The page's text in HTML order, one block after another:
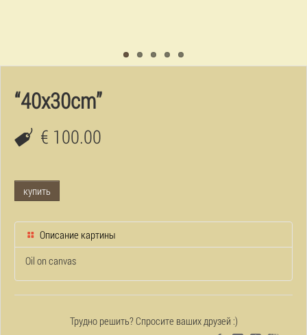
“40x30cm”
€ 100.00
купить
Описание картины
Oil on canvas
Трудно решить? Спросите ваших друзей :)